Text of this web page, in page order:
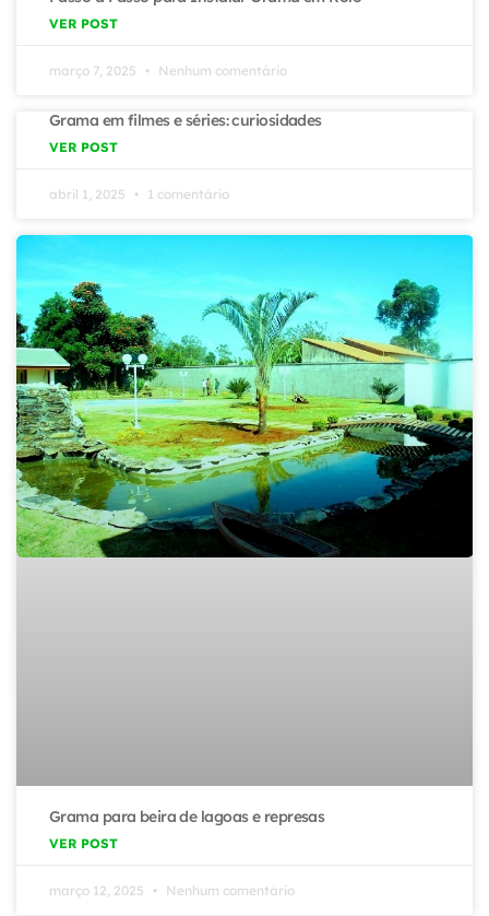
VER POST
março 7, 2025 Nenhum comentário
Grama em filmes e séries: curiosidades
VER POST
abril 1, 2025 1 comentário
Grama para beira de lagoas e represas
VER POST
março 12, 2025 Nenhum comentário